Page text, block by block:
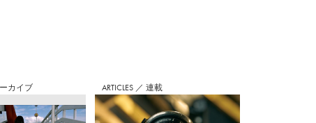
カイブ ARTICLES ／ 連載